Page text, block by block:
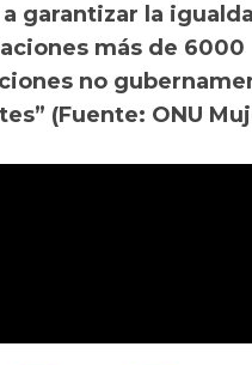
garantizar la
más de 6000
no
(Fuente: ONU